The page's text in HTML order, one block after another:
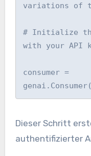
variations of
# Initialize the
with your API
consumer =
Dieser Schritt
authentifizierter